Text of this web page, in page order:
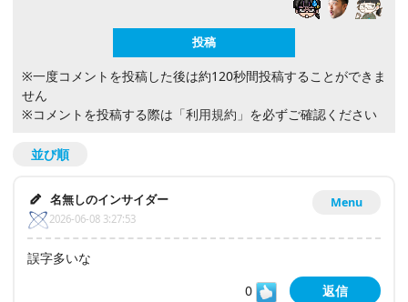
※一度コメントを投稿した後は約120秒間投稿することができま
せん
※コメントを投稿する際は 「利用規約」 を必ずご確認ください
並び順
Menu
名無しのインサイダー
2026-06-08 3:27:53
誤字多いな
0
返信